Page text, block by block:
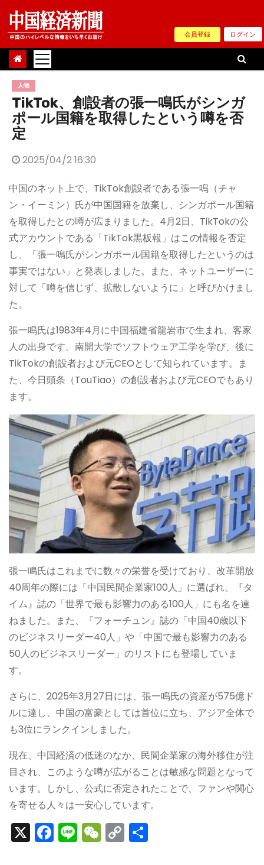
Skip
content
会員登録 ログイン
人物
TikTok、創設者の張一鳴氏がシンガ
ポール国籍を取得したという噂を否
定
2025/04/2 16:30
中国のネット上で、TikTok創設者である張一鳴（チャ
ン・イーミン）氏が中国国籍を放棄し、シンガポール国籍
を取得したとの噂が広まりました。4月2日、TikTokの公
式アカウントである「TikTok黒板報」はこの情報を否定
し、「張一鳴氏がシンガポール国籍を取得したというのは
事実ではない」と発表しました。また、ネットユーザーに
対して「噂を信じず、拡散しないように」と呼びかけまし
た。
張一鳴氏は1983年4月に中国福建省龍岩市で生まれ、客家
人の出身です。南開大学でソフトウェア工学を学び、後に
TikTokの創設者および元CEOとして知られています。ま
た、今日頭条（TouTiao）の創設者および元CEOでもあり
ます。
張一鳴氏はこれまでに数々の栄誉を受けており、改革開放
40周年の際には「中国民間企業家100人」に選ばれ、『タ
イム』誌の「世界で最も影響力のある100人」にも名を連
ねました。また、『フォーチュン』誌の「中国40歳以下
のビジネスリーダー40人」や「中国で最も影響力のある
50人のビジネスリーダー」のリストにも登場していま
す。
さらに、2025年3月27日には、張一鳴氏の資産が575億ド
ルに達し、中国の富豪としては首位に立ち、アジア全体で
も3位にランクインしました。
現在、中国経済の低迷のなか、民間企業家の海外移住が注
目され、このような噂が広がることは敏感な問題となって
います。しかし、公式に否定されたことで、ファンや関心
を寄せる人々は一安心しています。
X F
a
Li
n
W
e
C
o